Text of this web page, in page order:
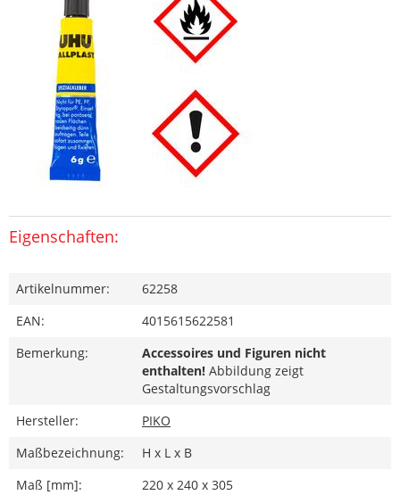
Eigenschaften:
Artikelnummer:
62258
EAN:
4015615622581
Bemerkung:
Accessoires und Figuren nicht
enthalten! Abbildung zeigt
Gestaltungsvorschlag
Hersteller:
PIKO
Maßbezeichnung:
H x L x B
Maß [mm]:
220 x 240 x 305